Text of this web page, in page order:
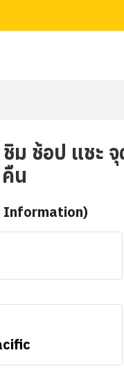
ม ช้อป แชะ
น
Information)